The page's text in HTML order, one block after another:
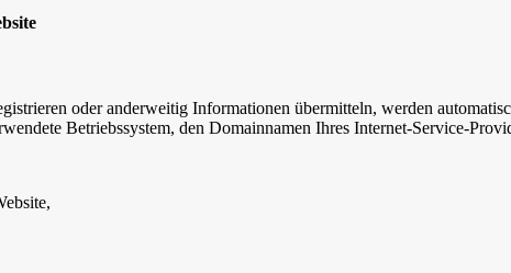
oder anderweitig Informationen übermitteln, werden
Betriebssystem, den Domainnamen Ihres Internet-Service-